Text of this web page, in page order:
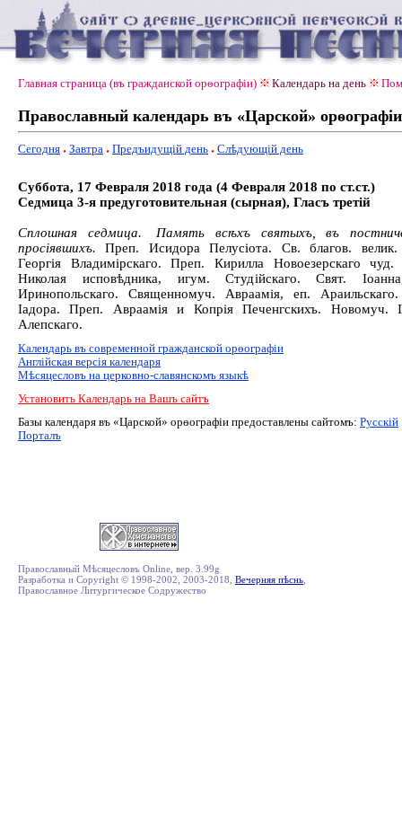
Главная страница (въ гражданской орѳографiи) Календарь на день
Православный календарь въ «Царской» орѳографiи
Сегодня Завтра Предъидущiй день Слѣдующiй день
Суббота, 17 Февраля 2018 года (4 Февраля 2018 по ст.ст.)
Седмица 3-я предуготовительная (сырная), Гласъ третiй
Сплошная седмица.
Память всѣхъ святыхъ, въ
просіявшихъ. Преп. Исидора Пелусіота. Св. благов. велик.
Георгія Владимірскаго. Преп. Кирилла Новоезерскаго
Николая исповѣдника, игум. Студійскаго. Свят.
Иринопольскаго. Священномуч. Авраамія, еп.
Іадора. Преп. Авраамія и Копрія Печенгскихъ. Новомуч.
Алепскаго.
Календарь въ современной гражданской орѳографiи
Англiйская версiя календаря
Мѣсяцесловъ на церковно-славянскомъ языкѣ
Установить Календарь на Вашъ сайтъ
Базы календаря въ «Царской» орѳографiи предоставлены сайтомъ: Русскiй
Порталъ
Православный Мѣсяцесловъ Online, вер. 3.99g
Разработка и Copyright © 1998-2002, 2003-2018, Вечерняя пѣснь
Православное Литургическое Содружество